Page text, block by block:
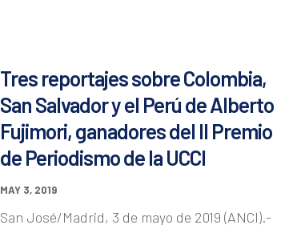
Tres reportajes sobre Colombia,
San Salvador y el Perú de Alberto
Fujimori, ganadores del II Premio
de Periodismo de la UCCI
MAY 3, 2019
San José/Madrid, 3 de mayo de 2019 (ANCI).-